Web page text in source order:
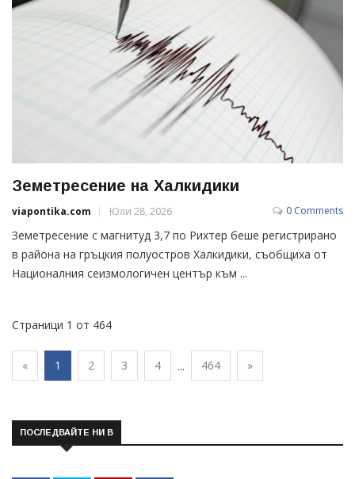
Земетресение на Халкидики
viapontika.com Юли 28, 2026 0 Comments
Земетресение с магнитуд 3,7 по Рихтер беше регистрирано
в района на гръцкия полуостров Халкидики, съобщиха от
Националния сеизмологичен център към ...
Страници 1 от 464
« 1 2 3 4 ... 464 »
ПОСЛЕДВАЙТЕ НИ В